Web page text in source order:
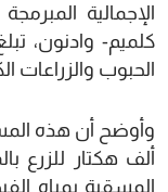
الإجمالية
الحبوب والزراعات
المسقية بمياه